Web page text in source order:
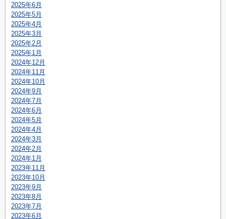
2025年6月
2025年5月
2025年4月
2025年3月
2025年2月
2025年1月
2024年12月
2024年11月
2024年10月
2024年9月
2024年7月
2024年6月
2024年5月
2024年4月
2024年3月
2024年2月
2024年1月
2023年11月
2023年10月
2023年9月
2023年8月
2023年7月
2023年6月